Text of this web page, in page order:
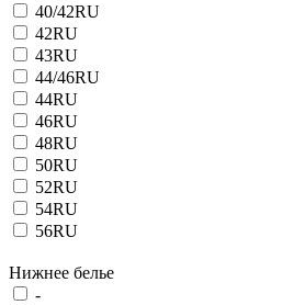
40/42RU
42RU
43RU
44/46RU
44RU
46RU
48RU
50RU
52RU
54RU
56RU
Нижнее белье
-